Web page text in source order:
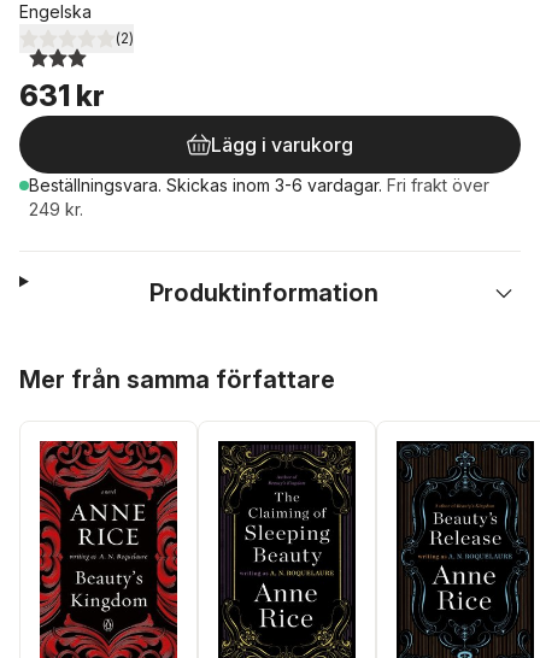
Engelska
3,0utav 5 stjärnor. Totalt antal röster:
(2)
631 kr
Lägg i varukorg
Beställningsvara. Skickas inom 3-6 vardagar. Fri frakt över
249 kr.
Produktinformation
Mer från samma författare